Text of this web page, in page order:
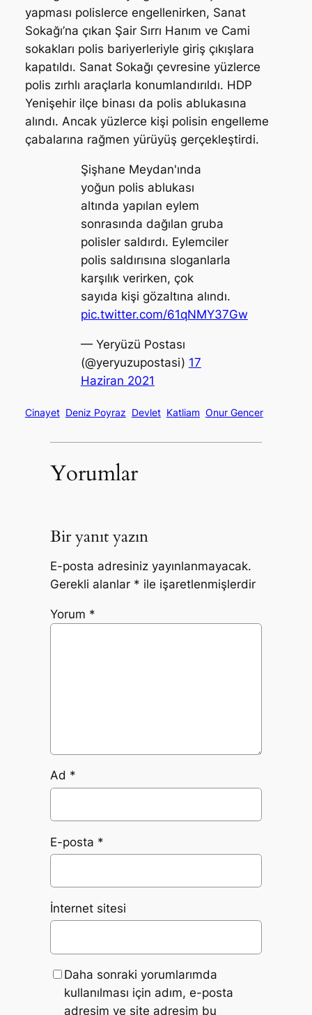
yapması polislerce engellenirken, Sanat
Sokağı’na çıkan Şair Sırrı Hanım ve Cami
sokakları polis bariyerleriyle giriş çıkışlara
kapatıldı. Sanat Sokağı çevresine yüzlerce
polis zırhlı araçlarla konumlandırıldı. HDP
Yenişehir ilçe binası da polis ablukasına
alındı. Ancak yüzlerce kişi polisin engelleme
çabalarına rağmen yürüyüş gerçekleştirdi.
Şişhane Meydan'ında
yoğun polis ablukası
altında yapılan eylem
sonrasında dağılan gruba
polisler saldırdı. Eylemciler
polis saldırısına sloganlarla
karşılık verirken, çok
sayıda kişi gözaltına alındı.
pic.twitter.com/61qNMY37Gw
— Yeryüzü Postası
(@yeryuzupostasi) 17
Haziran 2021
Cinayet Deniz Poyraz Devlet Katliam Onur Gencer
Yorumlar
Bir yanıt yazın
E-posta adresiniz yayınlanmayacak.
Gerekli alanlar * ile işaretlenmişlerdir
Yorum *
Ad *
E-posta *
İnternet sitesi
Daha sonraki yorumlarımda
kullanılması için adım, e-posta
adresim ve site adresim bu